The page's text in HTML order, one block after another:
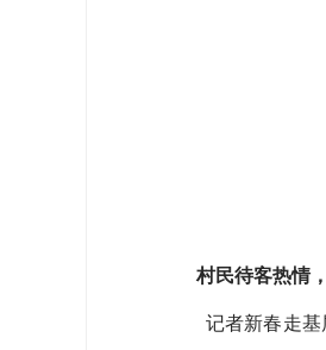
村民待客热情
记者新春走基层